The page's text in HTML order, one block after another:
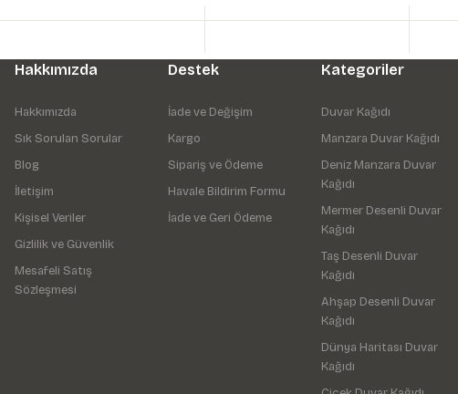
Hakkımızda
Hakkımızda
Sık Sorulan Sorular
Blog
İletişim
Kişisel Veriler
Gizlilik ve Güvenlik
Mesafeli Satış
Sözleşmesi
Destek
İade ve Değişim
Kargo
Sipariş ve Ödeme
Havale Bildirim Formu
İade ve Geri Ödeme
Kategoriler
Duvar Kağıdı
Manzara Duvar Kağıdı
Deniz Manzara Duvar
Kağıdı
Mermer Desenli Duvar
Kağıdı
Taş Desenli Duvar
Kağıdı
Ahşap Desenli Duvar
Kağıdı
Dünya Haritası Duvar
Kağıdı